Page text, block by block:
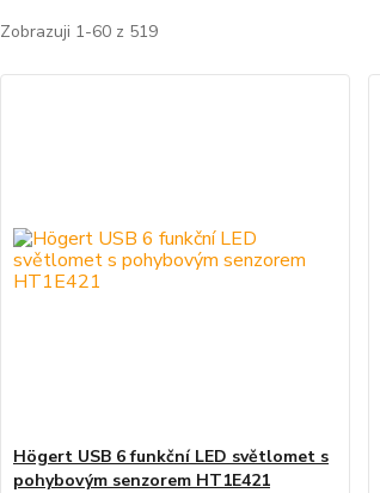
Zobrazuji 1-60 z 519
Högert USB 6 funkční LED světlomet s
pohybovým senzorem HT1E421